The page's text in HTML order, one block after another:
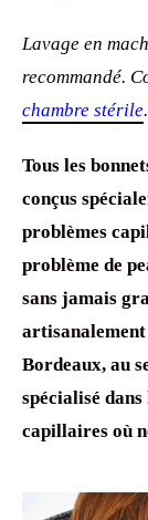
Lavage en
recommandé.
chambre stérile.
Tous les
conçus
problèmes
problème de
sans jamais
Bordeaux, au
spécialisé
capillaires où